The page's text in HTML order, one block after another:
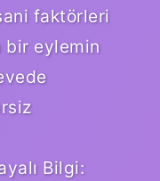
faktörleri
bir eylemin
Bilgi: